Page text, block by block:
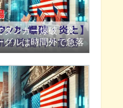
タンカー爆破・炎
グルは時間外で急落